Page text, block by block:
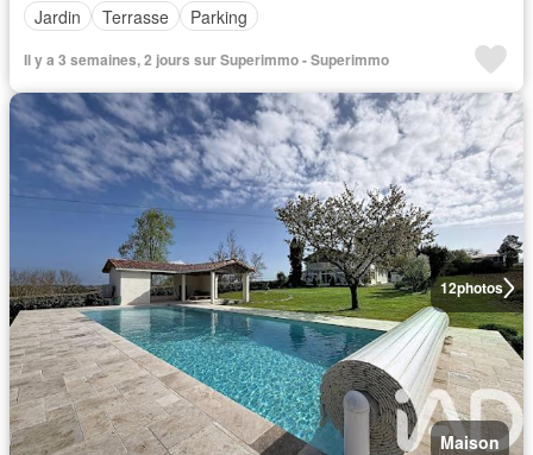
Jardin
Terrasse Parking
Il y a 3 semaines, 2 jours sur Superimmo - Superimmo
12photos
Maison